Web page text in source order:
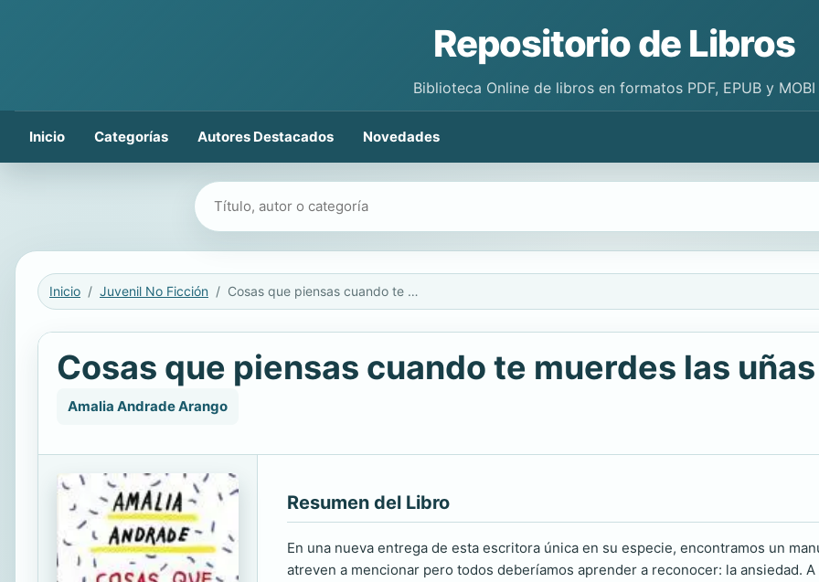
Repositorio de Libros
Biblioteca Online de libros en formatos PDF, EPUB y MOBI
Inicio Categorías Autores Destacados Novedades
Buscar libros
Inicio Juvenil No Ficción Cosas que piensas cuando te muerdes las uñas
Cosas que piensas cuando te muerdes las uñas
Amalia Andrade Arango
Resumen del Libro
En una nueva entrega de esta escritora única en su especie, encontramos un
atreven a mencionar pero todos deberíamos aprender a reconocer: la ansiedad.